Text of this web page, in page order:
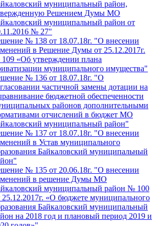
муниципальный район,
Решением Думы МО
муниципальный район от
№ 27"
№ 138 от 18.07.18г. "О внесении
в Решение Думы от 25.12.2017г.
«Об утверждении плана
муниципального имущества"
№ 136 от 18.07.18г. "О
частичной замены дотации на
бюджетной обеспеченности
районов дополнительными
отчислений в бюджет МО
муниципальный район"
№ 137 от 18.07.18г. "О внесении
в Устав муниципального
Байкаловский муниципальный
№ 135 от 20.06.18г. "О внесении
в решение Думы МО
муниципальный район № 100
25.12.2017г. «О бюджете муниципального
Байкаловский муниципальный
на 2018 год и плановый период 2019 и